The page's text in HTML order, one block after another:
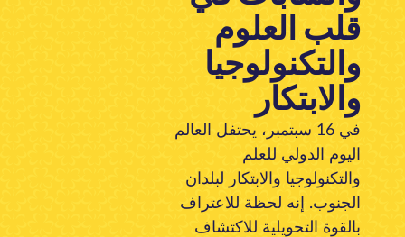
الأحداث
الموارد
معلومات عنا الأخبار الاتصال بنا
قلب العلوم
والتكنولوجيا
والابتكار
في 16 سبتمبر، يحتفل العالم
اليوم الدولي للعلم
والتكنولوجيا والابتكار لبلدان
الجنوب. إنه لحظة للاعتراف
بالقوة التحويلية للاكتشاف